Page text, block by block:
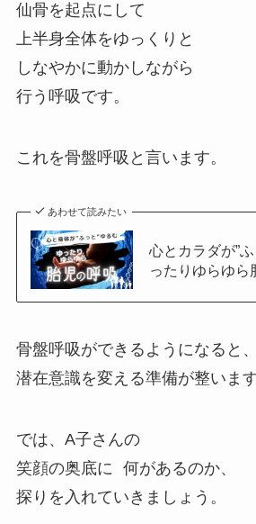
仙骨を起点にして
上半身全体をゆっくりと
しなやかに動かしながら
行う呼吸です。
これを骨盤呼吸と言います。
あわせて読みたい
心とカラダが”
ったりゆらゆら
骨盤呼吸ができるようになると、
潜在意識を変える準備が整います
では、A子さんの
笑顔の奥底に 何があるのか、
探りを入れていきましょう。